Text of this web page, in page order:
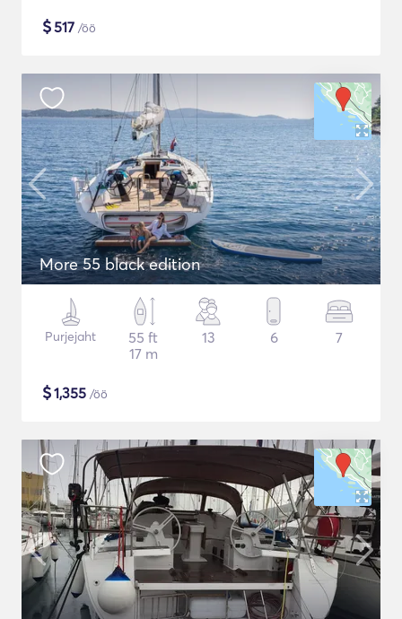
$517 /öö
More 55 black edition
Purjejaht
55 ft
17 m
13 6 7
$1,355 /öö